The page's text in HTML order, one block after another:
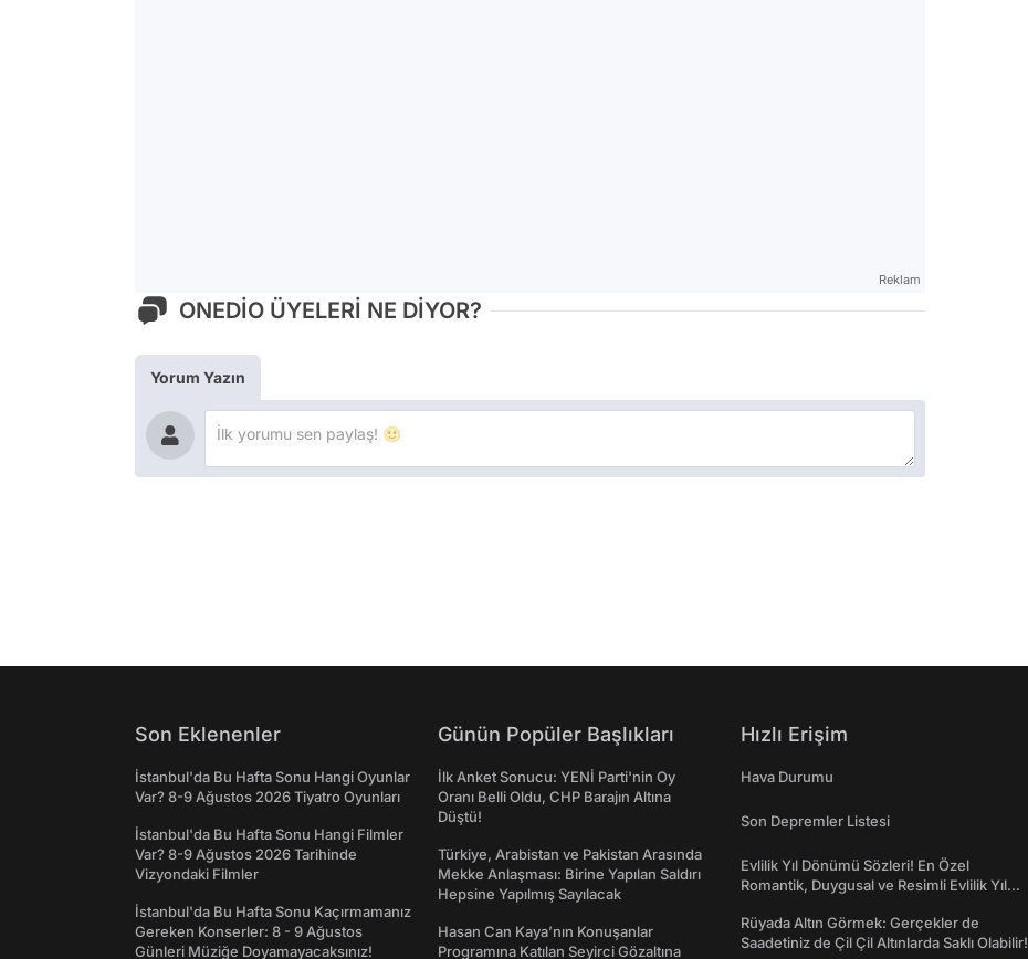
Reklam
ONEDİO ÜYELERİ NE DİYOR?
Yorum Yazın
Son Eklenenler
İstanbul'da Bu Hafta Sonu Hangi Oyunlar
Var? 8-9 Ağustos 2026 Tiyatro Oyunları
İstanbul'da Bu Hafta Sonu Hangi Filmler
Var? 8-9 Ağustos 2026 Tarihinde
Vizyondaki Filmler
İstanbul'da Bu Hafta Sonu Kaçırmamanız
Gereken Konserler: 8 - 9 Ağustos
Günleri Müziğe Doyamayacaksınız!
Günün Popüler Başlıkları
İlk Anket Sonucu: YENİ Parti'nin Oy
Oranı Belli Oldu, CHP Barajın Altına
Düştü!
Türkiye, Arabistan ve Pakistan Arasında
Mekke Anlaşması: Birine Yapılan Saldırı
Hepsine Yapılmış Sayılacak
Hasan Can Kaya’nın Konuşanlar
Programına Katılan Seyirci Gözaltına
Hızlı Erişim
Hava Durumu
Son Depremler Listesi
Evlilik Yıl Dönümü Sözleri! En Özel
Romantik, Duygusal ve Resimli Evlilik Yıl
Rüyada Altın Görmek: Gerçekler de
Saadetiniz de Çil Çil Altınlarda Saklı Olabilir!